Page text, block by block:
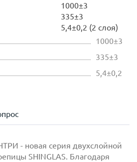
1000±3
335±3
5,4±0,2 (2 слоя)
1000±3
335±3
5,4±0,2
- новая серия двухслойной
SHINGLAS. Благодаря